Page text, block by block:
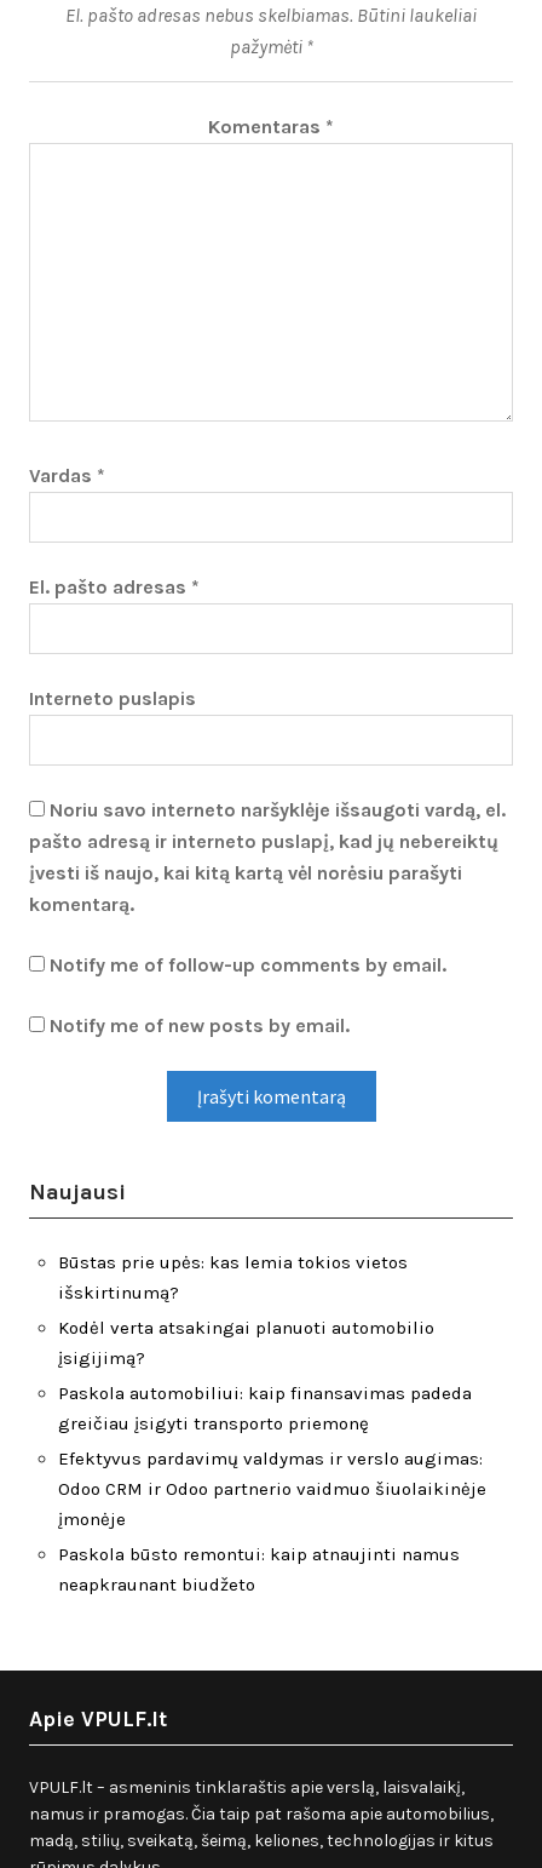
El. pašto adresas nebus skelbiamas. Būtini laukeliai
pažymėti *
Komentaras *
Vardas *
El. pašto adresas *
Interneto puslapis
Noriu savo interneto naršyklėje išsaugoti vardą, el.
pašto adresą ir interneto puslapį, kad jų nebereiktų
įvesti iš naujo, kai kitą kartą vėl norėsiu parašyti
komentarą.
Notify me of follow-up comments by email.
Notify me of new posts by email.
Naujausi
Būstas prie upės: kas lemia tokios vietos
išskirtinumą?
Kodėl verta atsakingai planuoti automobilio
įsigijimą?
Paskola automobiliui: kaip finansavimas padeda
greičiau įsigyti transporto priemonę
Efektyvus pardavimų valdymas ir verslo augimas:
Odoo CRM ir Odoo partnerio vaidmuo šiuolaikinėje
įmonėje
Paskola būsto remontui: kaip atnaujinti namus
neapkraunant biudžeto
Apie VPULF.lt
VPULF.lt – asmeninis tinklaraštis apie verslą, laisvalaikį,
namus ir pramogas. Čia taip pat rašoma apie automobilius,
madą, stilių, sveikatą, šeimą, keliones, technologijas ir kitus